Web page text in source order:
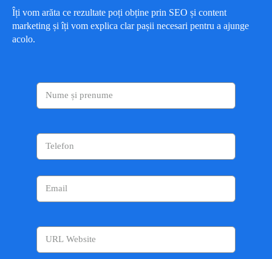
Îți vom arăta ce rezultate poți obține prin SEO și content
marketing și îți vom explica clar pașii necesari pentru a ajunge
acolo.